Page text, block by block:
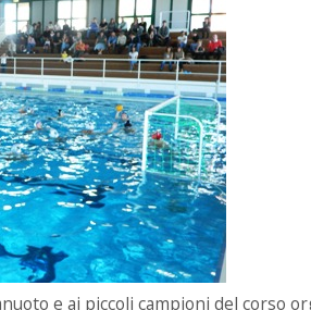
e ai piccoli campioni del corso